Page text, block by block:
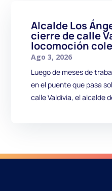
Alcalde Los
cierre de calle
locomoción
Ago 3, 2026
Luego de meses de
en el puente que pasa
calle Valdivia, el alcalde